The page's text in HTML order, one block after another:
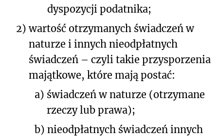
dyspozycji podatnika;
2) wartość otrzymanych świadczeń w
naturze i innych nieodpłatnych
świadczeń – czyli takie przysporzenia
majątkowe, które mają postać:
a) świadczeń w naturze (otrzymane
rzeczy lub prawa);
b) nieodpłatnych świadczeń innych